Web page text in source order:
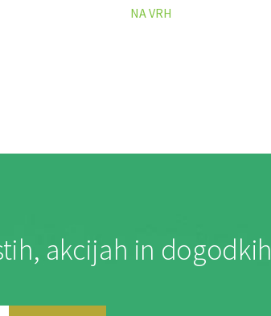
NA VRH
akcijah in dogodkih